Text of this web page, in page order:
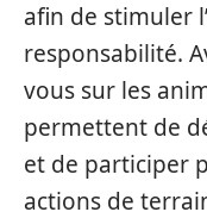
afin de stimuler
responsabilité.
vous sur les
permettent de
et de participer
actions de